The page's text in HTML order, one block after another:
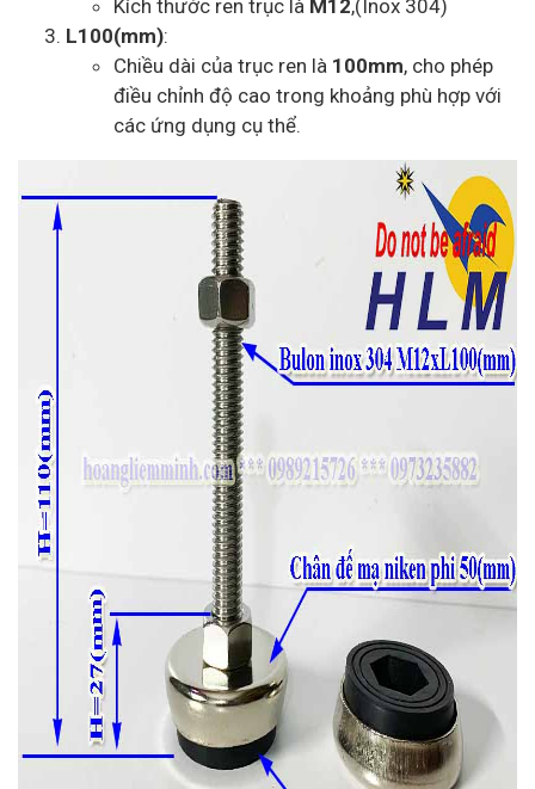
Kích thước ren trục là M12,(Inox 304)
L100(mm):
Chiều dài của trục ren là 100mm, cho phép
điều chỉnh độ cao trong khoảng phù hợp với
các ứng dụng cụ thể.